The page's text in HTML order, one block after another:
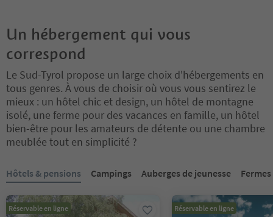
Un hébergement qui vous
correspond
Le Sud-Tyrol propose un large choix d'hébergements en
tous genres. À vous de choisir où vous vous sentirez le
mieux : un hôtel chic et design, un hôtel de montagne
isolé, une ferme pour des vacances en famille, un hôtel
bien-être pour les amateurs de détente ou une chambre
meublée tout en simplicité ?
Hôtels & pensions Campings Auberges de jeunesse Fermes
Réservable en ligne Réservable en ligne